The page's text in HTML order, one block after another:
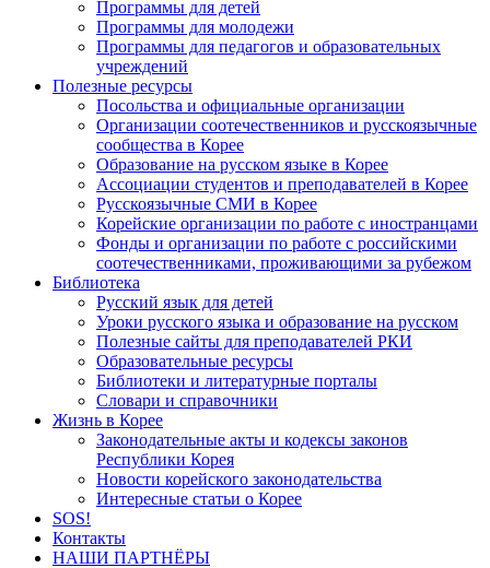
Программы для детей
Программы для молодежи
Программы для педагогов и образовательных
учреждений
Полезные ресурсы
Посольства и официальные организации
Организации соотечественников и русскоязычные
сообщества в Корее
Образование на русском языке в Корее
Ассоциации студентов и преподавателей в Корее
Русскоязычные СМИ в Корее
Корейские организации по работе с иностранцами
Фонды и организации по работе с российскими
соотечественниками, проживающими за рубежом
Библиотека
Русский язык для детей
Уроки русского языка и образование на русском
Полезные сайты для преподавателей РКИ
Образовательные ресурсы
Библиотеки и литературные порталы
Словари и справочники
Жизнь в Корее
Законодательные акты и кодексы законов
Республики Корея
Новости корейского законодательства
Интересные статьи о Корее
SOS!
Контакты
НАШИ ПАРТНЁРЫ